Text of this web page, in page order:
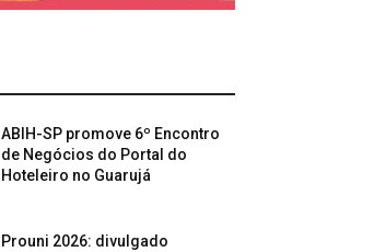
ABIH-SP promove 6º Encontro
de Negócios do Portal do
Hoteleiro no Guarujá
Prouni 2026: divulgado